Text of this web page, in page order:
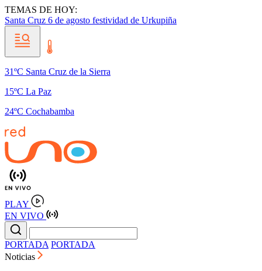
TEMAS DE HOY:
Santa Cruz 6 de agosto festividad de Urkupiña
31ºC Santa Cruz de la Sierra
15ºC La Paz
24ºC Cochabamba
PLAY
EN VIVO
PORTADA PORTADA
Noticias